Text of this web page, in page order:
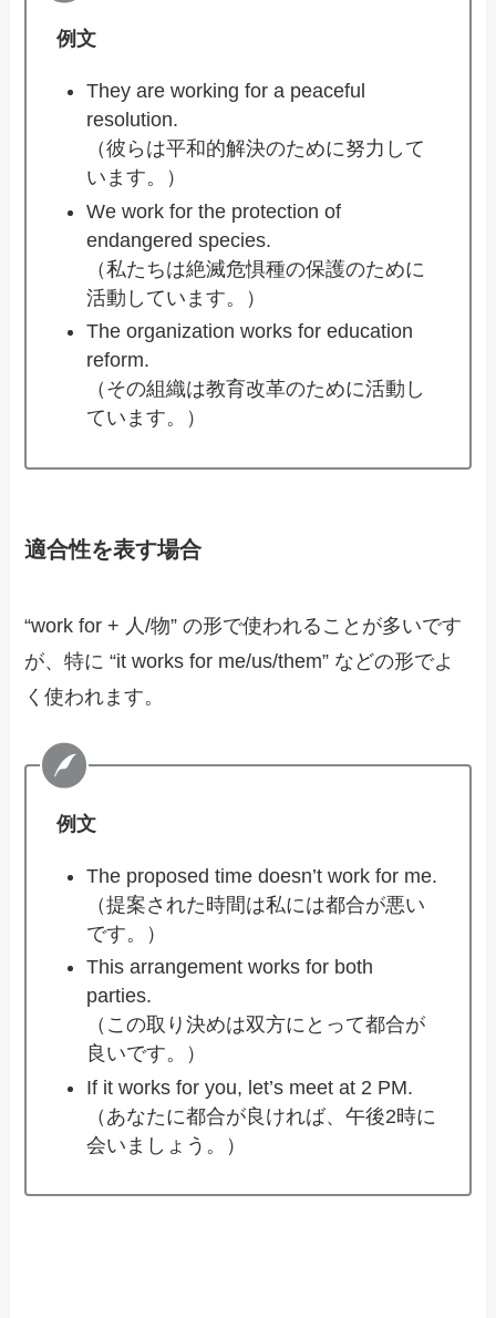
例文
They are working for a peaceful
resolution.
（彼らは平和的解決のために努力して
います。）
We work for the protection of
endangered species.
（私たちは絶滅危惧種の保護のために
活動しています。）
The organization works for education
reform.
（その組織は教育改革のために活動し
ています。）
適合性を表す場合
“work for + 人/物” の形で使われることが多いです
が、特に “it works for me/us/them” などの形でよ
く使われます。
例文
The proposed time doesn’t work for me.
（提案された時間は私には都合が悪い
です。）
This arrangement works for both
parties.
（この取り決めは双方にとって都合が
良いです。）
If it works for you, let’s meet at 2 PM.
（あなたに都合が良ければ、午後2時に
会いましょう。）